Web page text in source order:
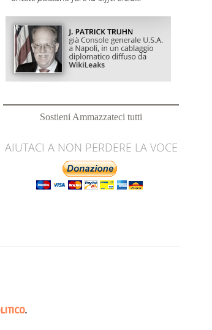
Sostieni Ammazzateci tutti
AIUTACI A NON PERDERE LA VOCE
.